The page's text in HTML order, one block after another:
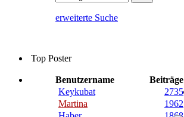
erweiterte Suche
Top Poster
Benutzername
Beiträge
Keykubat
2735
Martina
1962